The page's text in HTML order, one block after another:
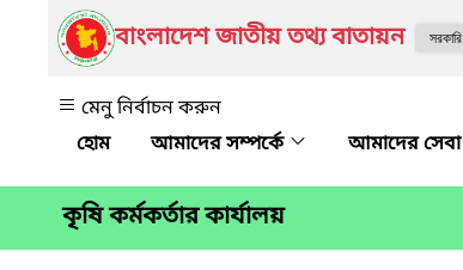
বাংলাদেশ জাতীয় তথ্য বাতায়ন
মেনু নির্বাচন করুন
আমাদের সম্পর্কে
আমাদের সেবা
কৃষি কর্মকর্তার কার্যালয়